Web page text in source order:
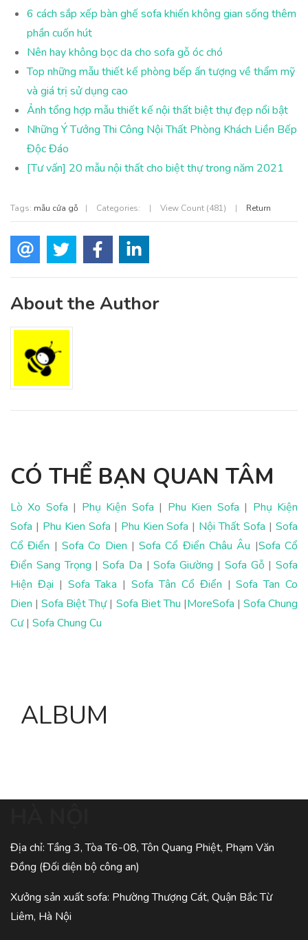
6 cách sắp xếp bàn ghế sofa khiến không gian sống thêm
phần cuốn hút
Nên hay không bọc da cho sofa gỗ óc chó
Top những mẫu thiết kế phòng bếp ấn tượng về thẩm mỹ
và giá trị sử dụng cao
Ảnh tổng hợp mẫu thiết kế nội thất biệt thự đẹp nổi bật
Những Ý Tưởng Thi Công Nội Thất Phòng Khách Liền Bếp
Độc Đáo
[Tư vấn] 20 mẫu nội thất cho biệt thự trong năm 2021
Tags: mẫu cửa gỗ | Categories: | View Count (481) | Return
About the Author
CÓ THỂ BẠN QUAN TÂM
Lò Xo Sofa | Phụ Kiện Sofa | Phu Kien Sofa | Phụ Kiện
Sofa | Phu Kien Sofa | Phu Kien Sofa | Nội Thất Sofa |Sofa
Cổ Điển | Sofa Co Dien |Sofa Cổ Điển Châu Âu |Sofa Cổ
Điển Sang Trọng |Sofa Da |Sofa Giường | Sofa Gỗ|Sofa
Hiện Đại | Sofa Taka |Sofa Tân Cổ Điển |Sofa Tan Co
Dien |Sofa Biệt Thự| Sofa Biet Thu |MoreSofa | Sofa Chung
Cư| Sofa Chung Cu
ALBUM
Địa chỉ: Tầng 3, Tòa T6-08, Tôn Quang Phiệt, Phạm Văn
Đồng (Đối diện bộ công an)
Xưởng sản xuất sofa: Phường Thượng Cát, Quận Bắc Từ
Liêm, Hà Nội